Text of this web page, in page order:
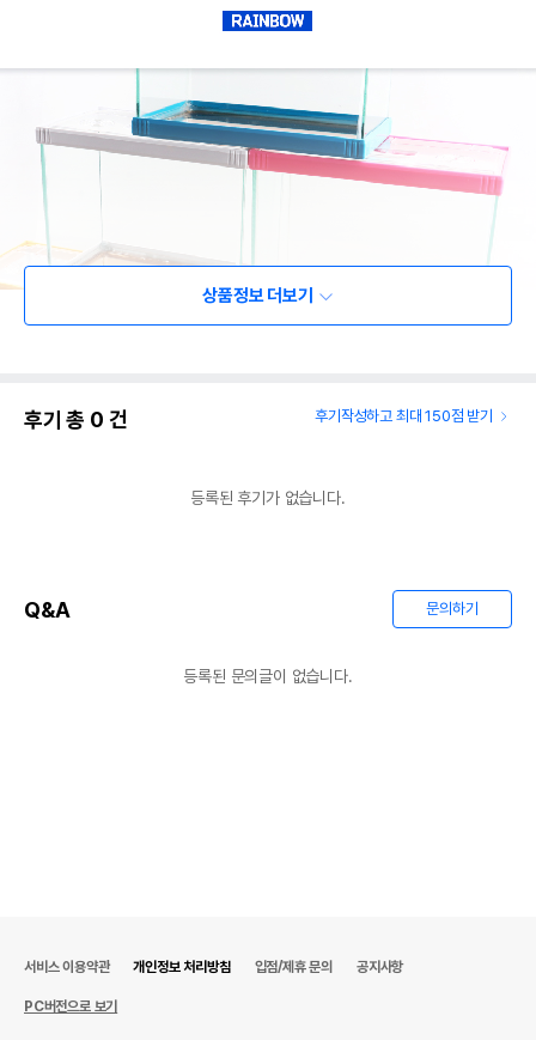
상품정보 더보기
후기 총 0 건 후기작성하고 최대 150점 받기
등록된 후기가 없습니다.
Q&A 문의하기
등록된 문의글이 없습니다.
서비스 이용약관 개인정보 처리방침 입점/제휴 문의 공지사항
PC버전으로 보기